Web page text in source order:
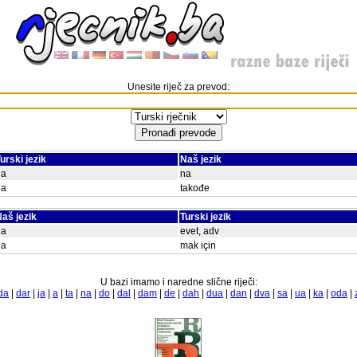
Unesite riječ za prevod:
jezik
Naš jezik
na
takođe
jezik
Turski jezik
evet, adv
mak için
U bazi imamo i naredne slične riječi:
dar ja a ta na do dal dam de dah dua dan dva sa ua ka oda